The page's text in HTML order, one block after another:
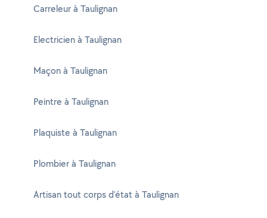
Carreleur à Taulignan
Electricien à Taulignan
Maçon à Taulignan
Peintre à Taulignan
Plaquiste à Taulignan
Plombier à Taulignan
Artisan tout corps d'état à Taulignan